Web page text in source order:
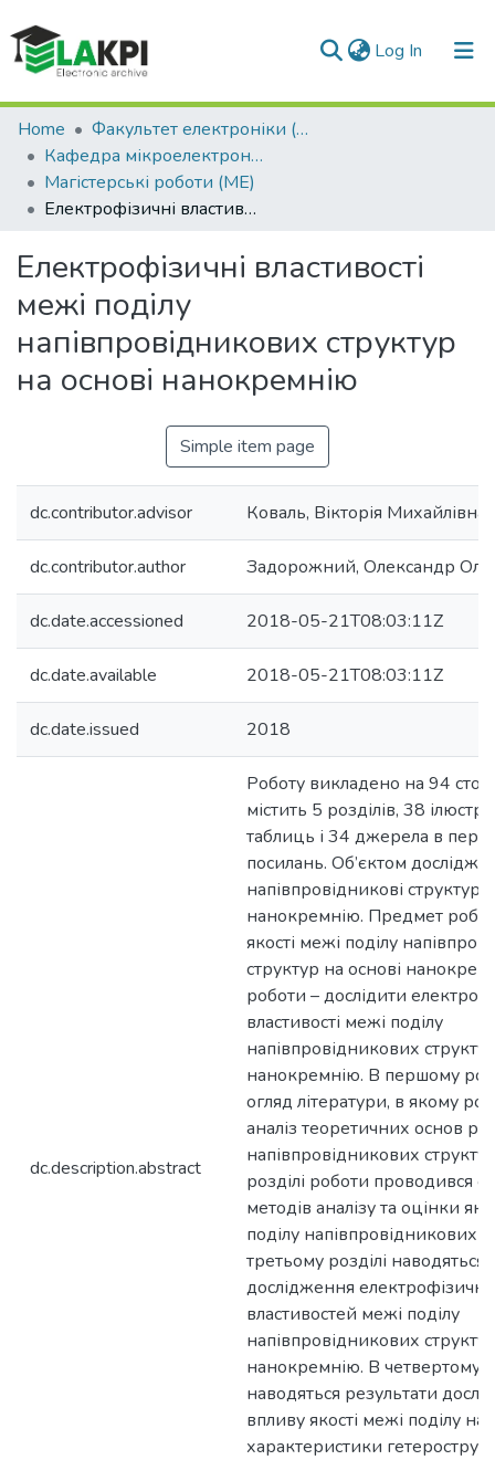
Log In (current)
Communities & Collections
All of DSpace
Statistics
Home
Факультет електроніки (ФЕЛ)
Кафедра мікроелектроніки (МЕ)
Магістерські роботи (МЕ)
Електрофізичні властивості межі поділу напівпровідникових структур на основі нанокремнію
Електрофізичні властивості
межі поділу
напівпровідникових структур
на основі нанокремнію
Simple item page
dc.contributor.advisor Коваль, Вікторія Михайлівна
dc.contributor.author Задорожний, Олександр
dc.date.accessioned 2018-05-21T08:03:11Z
dc.date.available 2018-05-21T08:03:11Z
dc.date.issued 2018
dc.description.abstract
Роботу викладено на 94
містить 5 розділів, 38
таблиць і 34 джерела в
посилань. Об’єктом
напівпровідникові
нанокремнію. Предмет
якості межі поділу
структур на основі
роботи – дослідити
властивості межі поділу
напівпровідникових
нанокремнію. В першому
огляд літератури, в якому
аналіз теоретичних основ
напівпровідникових
розділі роботи проводився
методів аналізу та оцінки
поділу напівпровідникових
третьому розділі наводяться
дослідження
властивостей межі поділу
напівпровідникових
нанокремнію. В четвертому
наводяться результати
впливу якості межі поділу на
характеристики